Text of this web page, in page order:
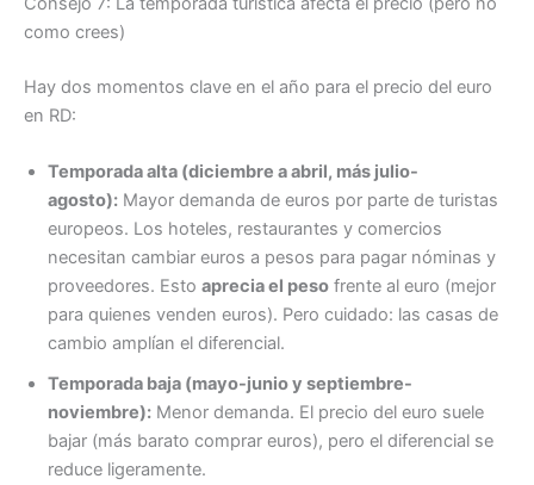
como crees)
Hay dos momentos clave en el año para el precio del euro
en RD:
Temporada alta (diciembre a abril, más julio-
agosto): Mayor demanda de euros por parte de turistas
europeos. Los hoteles, restaurantes y comercios
necesitan cambiar euros a pesos para pagar nóminas y
proveedores. Esto aprecia el peso frente al euro (mejor
para quienes venden euros). Pero cuidado: las casas de
cambio amplían el diferencial.
Temporada baja (mayo-junio y septiembre-
noviembre): Menor demanda. El precio del euro suele
bajar (más barato comprar euros), pero el diferencial se
reduce ligeramente.